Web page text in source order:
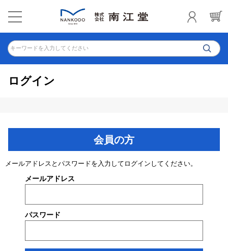
キーワードを入力してください
ログイン
会員の方
メールアドレスとパスワードを入力してログインしてください。
メールアドレス
パスワード